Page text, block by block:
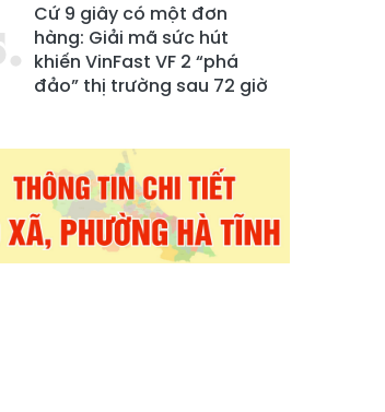
Cứ 9 giây có một đơn
hàng: Giải mã sức hút
khiến VinFast VF 2 “phá
đảo” thị trường sau 72 giờ